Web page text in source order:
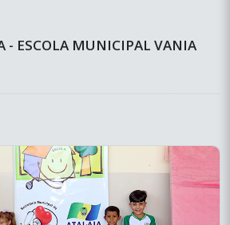
- ESCOLA MUNICIPAL VANIA